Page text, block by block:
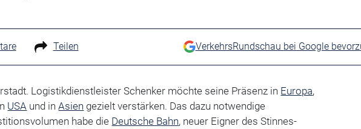
Teilen VerkehrsRundschau bei Google
Logistikdienstleister Schenker möchte seine Präsenz in Europa,
USA und inAsien gezielt verstärken. Das dazu notwendige
habe die Deutsche Bahn, neuer Eigner des Stinnes-